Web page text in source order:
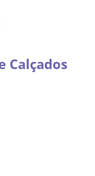
Calçados